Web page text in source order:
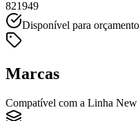
821949
Disponível para
Marcas
Compatível com a Linha New